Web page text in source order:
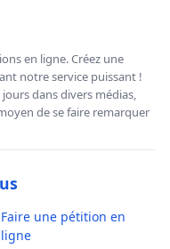
en ligne. Créez une
notre service puissant !
dans divers médias,
de se faire remarquer
Faire une pétition en
ligne